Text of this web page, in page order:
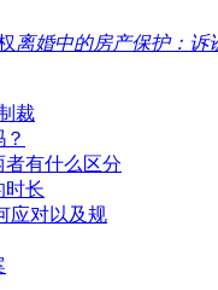
离婚中的房产保护：诉
裁
有什么区分
时长
应对以及规